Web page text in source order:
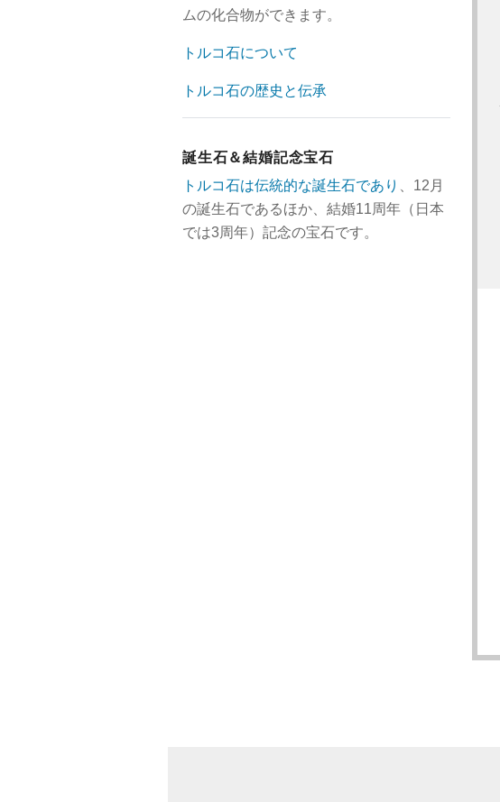
ムの化合物ができます。
トルコ石について
トルコ石の歴史と伝承
誕生石＆結婚記念宝石
トルコ石は伝統的な誕生石であり
、12月
の誕生石であるほか、結婚11周年（日本
では3周年）記念の宝石です。